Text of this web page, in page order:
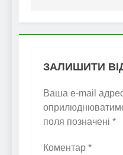
ЗАЛИШИТИ
Ваша e-mail
поля позначені *
Коментар *